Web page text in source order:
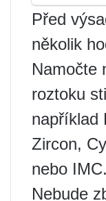
Před
několik
Namočte
roztoku
například
Zircon,
nebo IMC.
Nebude